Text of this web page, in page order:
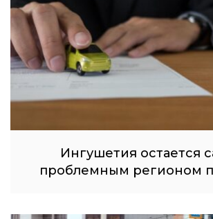
Ингушетия остается
проблемным регионом